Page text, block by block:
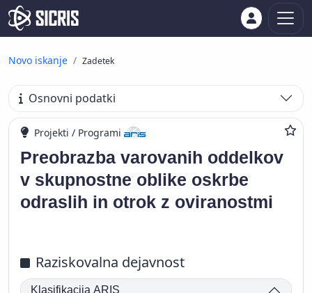
Novo iskanje Zadetek
Osnovni podatki
Projekti / Programi
Preobrazba varovanih oddelkov
v skupnostne oblike oskrbe
odraslih in otrok z oviranostmi
Raziskovalna dejavnost
Klasifikacija ARIS